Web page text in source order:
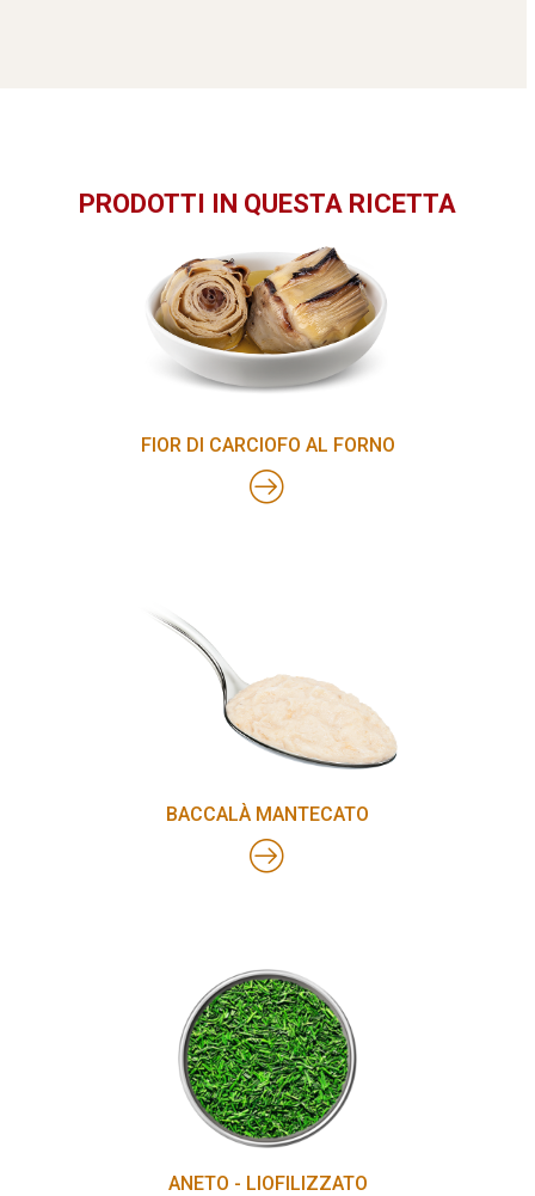
PRODOTTI IN QUESTA RICETTA
FIOR DI CARCIOFO AL FORNO
BACCALÀ MANTECATO
ANETO - LIOFILIZZATO